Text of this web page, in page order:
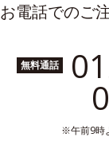
お電話でのご
無料通話
午前9時